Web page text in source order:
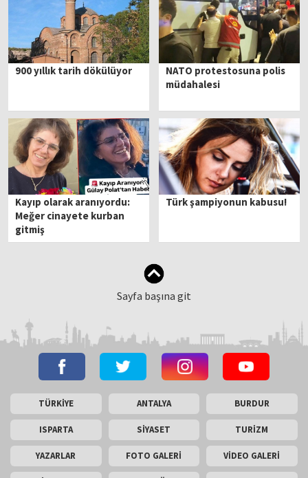
900 yıllık tarih dökülüyor
NATO protestosuna polis
müdahalesi
Kayıp olarak aranıyordu:
Meğer cinayete kurban
gitmiş
Türk şampiyonun kabusu!
Sayfa başına git
TÜRKİYE ANTALYA BURDUR
ISPARTA SİYASET TURİZM
YAZARLAR FOTO GALERİ VİDEO GALERİ